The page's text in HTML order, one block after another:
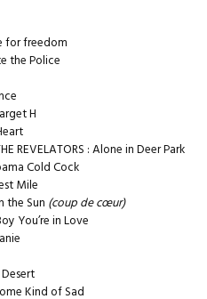
for freedom
the Police
H
REVELATORS : Alone in Deer Park
Cold Cock
Mile
the Sun (coup de cœur)
You’re in Love
Desert
Kind of Sad